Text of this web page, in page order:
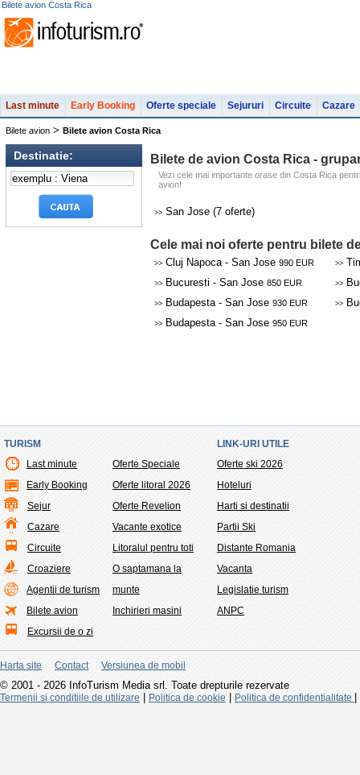
Bilete avion Costa Rica
Last minute Early Booking Oferte speciale Sejururi Circuite Cazare
Bilete avion > Bilete avion Costa Rica
Destinatie: Bilete de avion Costa Rica -
Vezi cele mai importante orase din Costa Rica
avion!
>> San Jose (7 oferte)
Cele mai noi oferte pentru bilete
>> Cluj Napoca - San Jose 990 EUR >>
>> Bucuresti - San Jose 850 EUR >>
>> Budapesta - San Jose 930 EUR >>
>> Budapesta - San Jose 950 EUR
TURISM
Last minute
Early Booking
Sejur
Cazare
Circuite
Croaziere
Agentii de turism
Bilete avion
Excursii de o zi
Oferte Speciale
Oferte litoral 2026
Oferte Revelion
Vacante exotice
Litoralul pentru toti
O saptamana la
munte
Inchirieri masini
LINK-URI UTILE
Oferte ski 2026
Hoteluri
Harti si destinatii
Partii Ski
Distante Romania
Vacanta
Legislatie turism
ANPC
Harta site Contact Versiunea de mobil
© 2001 - 2026 InfoTurism Media srl. Toate drepturile rezervate
Termenii si conditiile de utilizare Politica de cookie Politica de confidentialitate